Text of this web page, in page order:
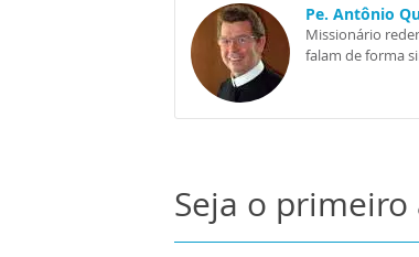
Pe. Antônio
Missionário
falam de forma
Seja o